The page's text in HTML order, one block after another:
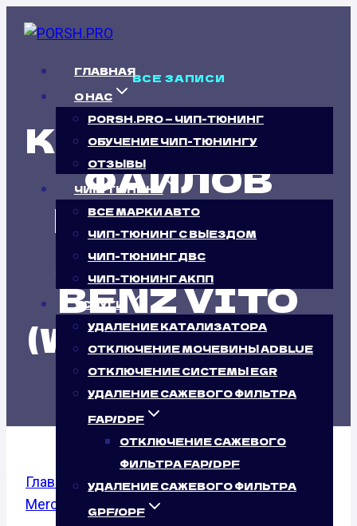
ГЛАВНАЯ
О НАС
PORSH.PRO — ЧИП-ТЮНИНГ
ОБУЧЕНИЕ ЧИП-ТЮНИНГУ
ОТЗЫВЫ
ЧИП-ТЮНИНГ
ВСЕ МАРКИ АВТО
ЧИП-ТЮНИНГ С ВЫЕЗДОМ
ЧИП-ТЮНИНГ ДВС
ЧИП-ТЮНИНГ АКПП
УСЛУГИ
УДАЛЕНИЕ КАТАЛИЗАТОРА
ОТКЛЮЧЕНИЕ МОЧЕВИНЫ ADBLUE
ОТКЛЮЧЕНИЕ СИСТЕМЫ EGR
УДАЛЕНИЕ САЖЕВОГО ФИЛЬТРА
FAP/DPF
ОТКЛЮЧЕНИЕ САЖЕВОГО
ФИЛЬТРА FAP/DPF
УДАЛЕНИЕ САЖЕВОГО ФИЛЬТРА
GPF/OPF
ВСЕ ЗАПИСИ
КАЛИБРОВКА
ФАЙЛОВ
ПРОШИВОК
MERCEDES
BENZ VITO
(W639) 111 CDI
(109 Л.С.)
Главная /Калибровка файлов прошивок/
Mercedes Benz
Vito (W639)